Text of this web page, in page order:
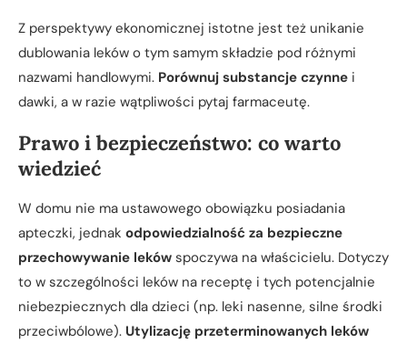
Z perspektywy ekonomicznej istotne jest też unikanie
dublowania leków o tym samym składzie pod różnymi
nazwami handlowymi. Porównuj substancje czynne i
dawki, a w razie wątpliwości pytaj farmaceutę.
Prawo i bezpieczeństwo: co warto
wiedzieć
W domu nie ma ustawowego obowiązku posiadania
apteczki, jednak odpowiedzialność za bezpieczne
przechowywanie leków spoczywa na właścicielu. Dotyczy
to w szczególności leków na receptę i tych potencjalnie
niebezpiecznych dla dzieci (np. leki nasenne, silne środki
przeciwbólowe). Utylizację przeterminowanych leków